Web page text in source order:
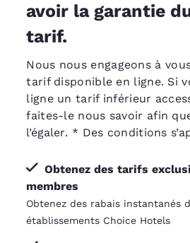
avoir la garantie
tarif.
Nous nous engageons à
tarif disponible en ligne. Si
ligne un tarif inférieur
faites-le nous savoir afin
l’égaler. * Des conditions
Obtenez des tarifs
membres
Obtenez des rabais instantanés
établissements Choice Hotels